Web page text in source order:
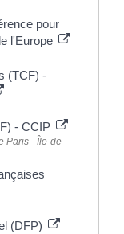
pour
l'Europe
(TCF) -
- CCIP
Paris - Île-de-
(DFP)